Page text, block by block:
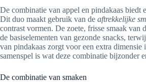
De combinatie van appel en pindakaas biedt
Dit duo maakt gebruik van de aftrekkelijke
contrast vormen. De zoete, frisse smaak van
de basiselementen van gezonde snacks,
van pindakaas zorgt voor een extra dimensie
samenspel is wat deze combinatie bijzonder
De combinatie van smaken